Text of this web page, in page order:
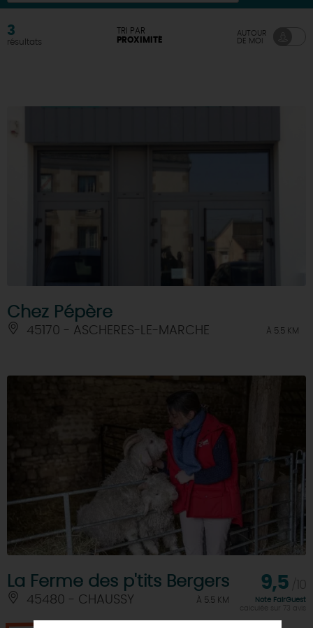
DEMAIN
3
résultats
TRI PAR
PROXIMITÉ
AUTOUR
DE MOI
Chez Pépère
45170 - ASCHERES-LE-MARCHE À 5.5 KM
La Ferme des p'tits Bergers
45480 - CHAUSSY À 5.5 KM
9,5
Note FairGuest
calculée sur 73 avis